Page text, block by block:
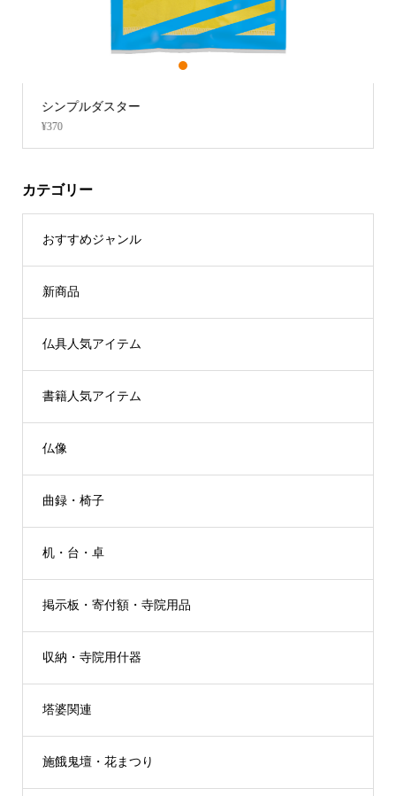
シンプルダスター
¥370
1
カテゴリー
おすすめジャンル
新商品
仏具人気アイテム
書籍人気アイテム
仏像
曲録・椅子
机・台・卓
掲示板・寄付額・寺院用品
収納・寺院用什器
塔婆関連
施餓鬼壇・花まつり